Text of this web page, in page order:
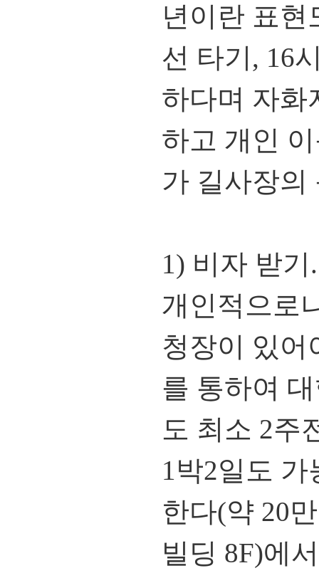
년이란 표현
선 타기, 16
하다며 자화
하고 개인
가 길사장의
1) 비자 받기.
개인적으로
청장이 있어
를 통하여
도 최소 2주
1박2일도
한다(약 20
빌딩 8F)에